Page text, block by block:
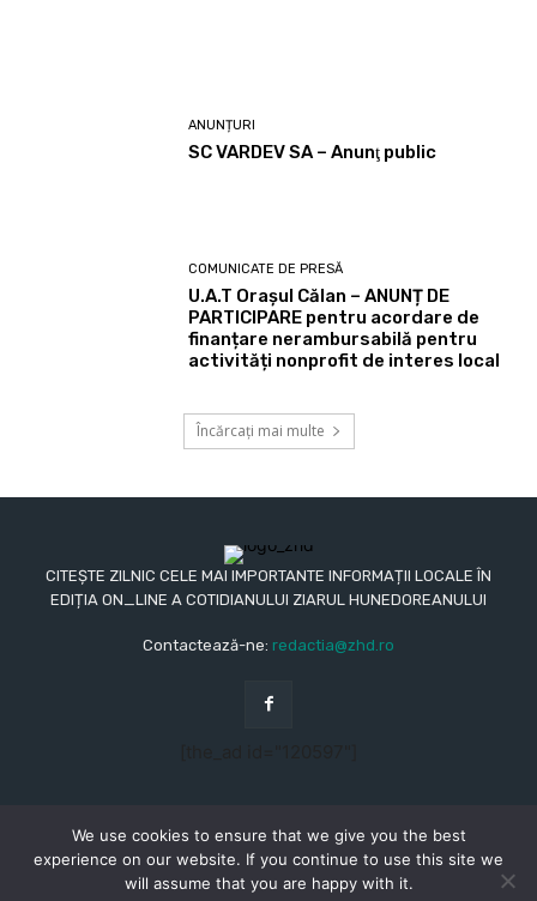
ANUNȚURI
SC VARDEV SA – Anunţ public
COMUNICATE DE PRESĂ
U.A.T Orașul Călan – ANUNȚ DE
PARTICIPARE pentru acordare de
finanțare nerambursabilă pentru
activități nonprofit de interes local
Încărcați mai multe
CITEȘTE ZILNIC CELE MAI IMPORTANTE INFORMAȚII LOCALE ÎN
EDIȚIA ON_LINE A COTIDIANULUI ZIARUL HUNEDOREANULUI
Contactează-ne: redactia@zhd.ro
© Copyright - 2015 - 2023 - Ziarul Hunedoreanului
We use cookies to ensure that we give you the best
experience on our website. If you continue to use this site we
will assume that you are happy with it.